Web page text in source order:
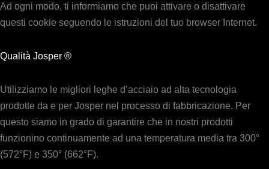
Ad ogni modo, ti informiamo che puoi attivare o disattivare
questi cookie seguendo le istruzioni del tuo browser Internet.
Qualità Josper ®
Utilizziamo le migliori leghe d’acciaio ad alta tecnologia
prodotte da e per Josper nel processo di fabbricazione. Per
questo siamo in grado di garantire che in nostri prodotti
funzionino continuamente ad una temperatura media tra 300°
(572°F) e 350° (662°F).